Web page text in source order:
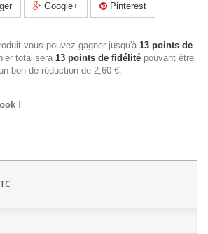
Google+ Pinterest
vous pouvez gagner jusqu'à 13 points de
totalisera 13 points de fidélité pouvant être
bon de réduction de 2,60 €.
!